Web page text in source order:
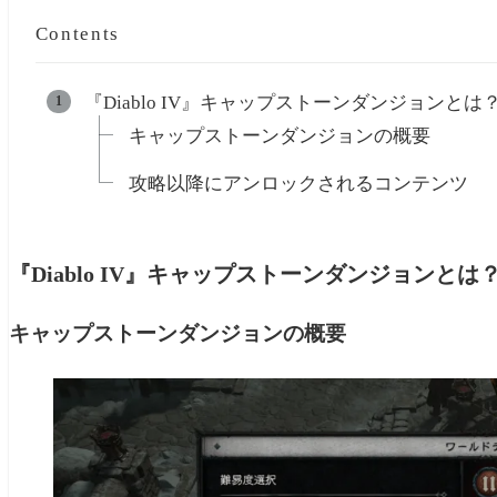
Contents
『Diablo IV』キャップストーンダンジョンとは
キャップストーンダンジョンの概要
攻略以降にアンロックされるコンテンツ
『Diablo IV』キャップストーンダンジョンとは
キャップストーンダンジョンの概要